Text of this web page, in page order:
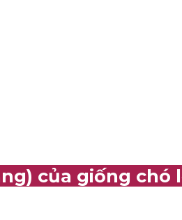
của giống chó